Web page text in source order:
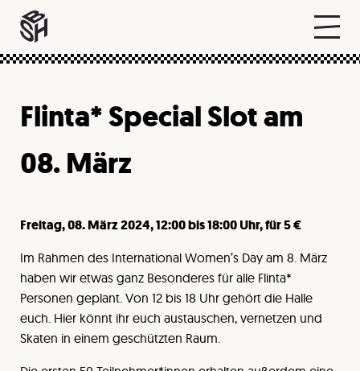
Flinta* Special Slot am
08. März
Freitag, 08. März 2024, 12:00 bis 18:00 Uhr, für 5 €
Im Rahmen des International Women’s Day am 8. März
haben wir etwas ganz Besonderes für alle Flinta*
Personen geplant. Von 12 bis 18 Uhr gehört die Halle
euch. Hier könnt ihr euch austauschen, vernetzen und
Skaten in einem geschützten Raum.